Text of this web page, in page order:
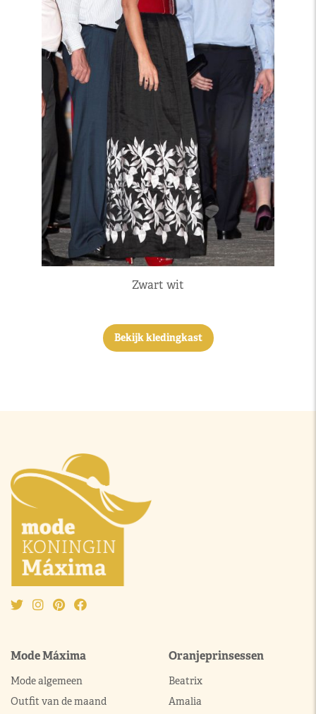
Zwart wit
Bekijk kledingkast
Mode Máxima
Mode algemeen
Outfit van de maand
Oranjeprinsessen
Beatrix
Amalia